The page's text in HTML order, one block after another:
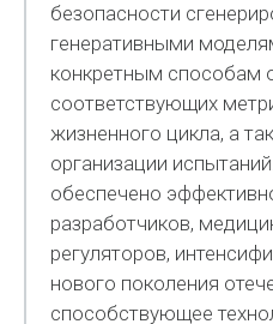
безопасности
генеративными
конкретным способам
соответствующих
жизненного цикла, а
организации
обеспечено
разработчиков,
регуляторов,
нового поколения
способствующее